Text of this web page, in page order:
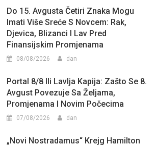
Do 15. Avgusta Četiri Znaka Mogu
Imati Više Sreće S Novcem: Rak,
Djevica, Blizanci I Lav Pred
Finansijskim Promjenama
08/08/2026 dan
Portal 8/8 Ili Lavlja Kapija: Zašto Se 8.
Avgust Povezuje Sa Željama,
Promjenama I Novim Počecima
07/08/2026 dan
„Novi Nostradamus“ Krejg Hamilton